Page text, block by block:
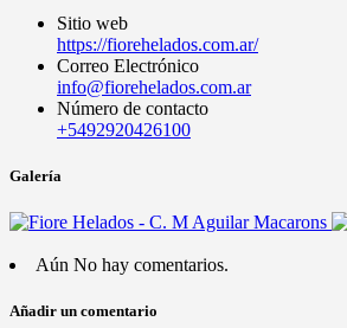
Sitio web
https://fiorehelados.com.ar/
Correo Electrónico
info@fiorehelados.com.ar
Número de contacto
+5492920426100
Galería
Aún No hay comentarios.
Añadir un comentario